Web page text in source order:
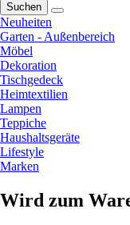
Suchen
Neuheiten
Garten - Außenbereich
Möbel
Dekoration
Tischgedeck
Heimtextilien
Lampen
Teppiche
Haushaltsgeräte
Lifestyle
Marken
Wird zum